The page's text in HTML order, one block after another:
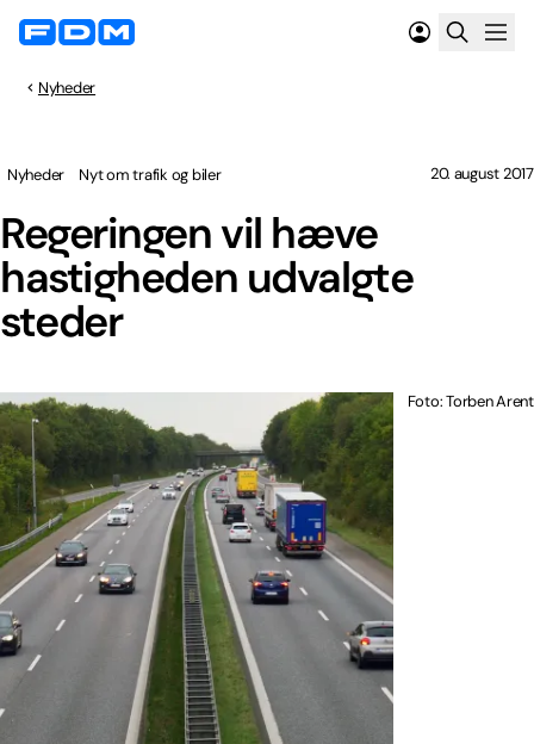
Nyheder
Regeringen vil hæve
hastigheden udvalgte
steder
Nyheder Nyt om trafik og biler 20. august 2017
Foto: Torben Arent